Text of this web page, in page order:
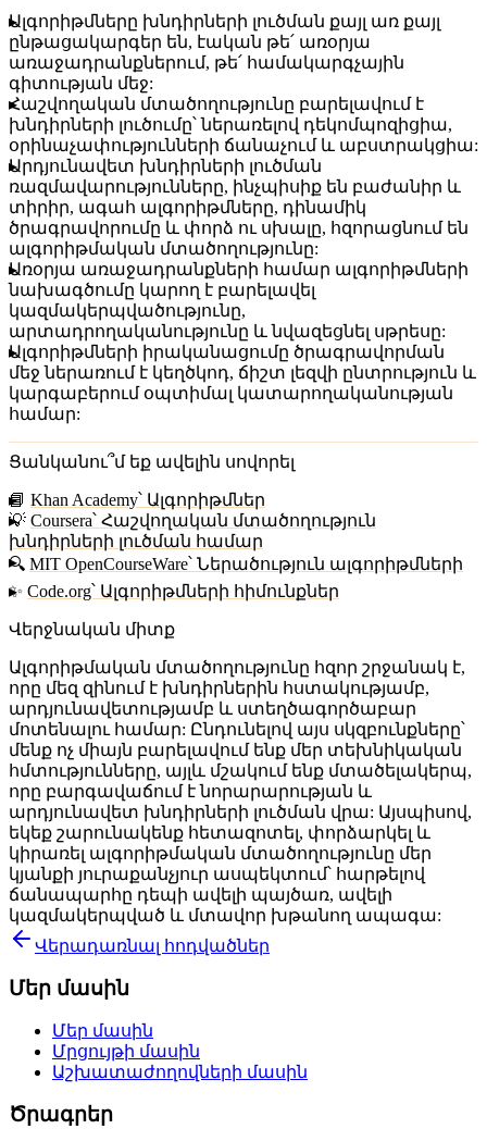
Ալգորիթմները խնդիրների լուծման քայլ առ քայլ
ընթացակարգեր են, էական թե՛ առօրյա
առաջադրանքներում, թե՛ համակարգչային
գիտության մեջ:
Հաշվողական մտածողությունը բարելավում է
խնդիրների լուծումը՝ ներառելով դեկոմպոզիցիա,
օրինաչափությունների ճանաչում և աբստրակցիա:
Արդյունավետ խնդիրների լուծման
ռազմավարությունները, ինչպիսիք են բաժանիր և
տիրիր, ագահ ալգորիթմները, դինամիկ
ծրագրավորումը և փորձ ու սխալը, հզորացնում են
ալգորիթմական մտածողությունը:
Առօրյա առաջադրանքների համար ալգորիթմների
նախագծումը կարող է բարելավել
կազմակերպվածությունը,
արտադրողականությունը և նվազեցնել սթրեսը:
Ալգորիթմների իրականացումը ծրագրավորման
մեջ ներառում է կեղծկոդ, ճիշտ լեզվի ընտրություն և
կարգաբերում օպտիմալ կատարողականության
համար:
Ցանկանու՞մ եք ավելին սովորել
📘 Khan Academy՝ Ալգորիթմներ
💡 Coursera՝ Հաշվողական մտածողություն
խնդիրների լուծման համար
🔍 MIT OpenCourseWare՝ Ներածություն ալգորիթմների
✨ Code.org՝ Ալգորիթմների հիմունքներ
Վերջնական միտք
Ալգորիթմական մտածողությունը հզոր շրջանակ է,
որը մեզ զինում է խնդիրներին հստակությամբ,
արդյունավետությամբ և ստեղծագործաբար
մոտենալու համար: Ընդունելով այս սկզբունքները՝
մենք ոչ միայն բարելավում ենք մեր տեխնիկական
հմտությունները, այլև մշակում ենք մտածելակերպ,
որը բարգավաճում է նորարարության և
արդյունավետ խնդիրների լուծման վրա: Այսպիսով,
եկեք շարունակենք հետազոտել, փորձարկել և
կիրառել ալգորիթմական մտածողությունը մեր
կյանքի յուրաքանչյուր ասպեկտում՝ հարթելով
ճանապարհը դեպի ավելի պայծառ, ավելի
կազմակերպված և մտավոր խթանող ապագա:
Վերադառնալ հոդվածներ
Մեր մասին
Մեր մասին
Մրցույթի մասին
Աշխատաժողովների մասին
Ծրագրեր